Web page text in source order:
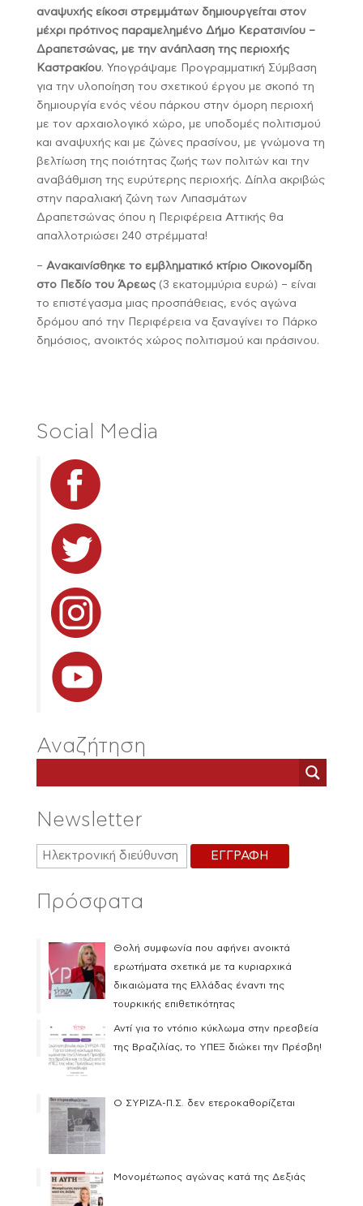
αναψυχής είκοσι στρεμμάτων δημιουργείται στον
μέχρι πρότινος παραμελημένο Δήμο Κερατσινίου –
Δραπετσώνας, με την ανάπλαση της περιοχής
Καστρακίου. Υπογράψαμε Προγραμματική Σύμβαση
για την υλοποίηση του σχετικού έργου με σκοπό τη
δημιουργία ενός νέου πάρκου στην όμορη περιοχή
με τον αρχαιολογικό χώρο, με υποδομές πολιτισμού
και αναψυχής και με ζώνες πρασίνου, με γνώμονα τη
βελτίωση της ποιότητας ζωής των πολιτών και την
αναβάθμιση της ευρύτερης περιοχής. Δίπλα ακριβώς
στην παραλιακή ζώνη των Λιπασμάτων
Δραπετσώνας όπου η Περιφέρεια Αττικής θα
απαλλοτριώσει 240 στρέμματα!
– Ανακαινίσθηκε το εμβληματικό κτίριο Οικονομίδη
στο Πεδίο του Άρεως (3 εκατομμύρια ευρώ) – είναι
το επιστέγασμα μιας προσπάθειας, ενός αγώνα
δρόμου από την Περιφέρεια να ξαναγίνει το Πάρκο
δημόσιος, ανοικτός χώρος πολιτισμού και πράσινου.
Social Media
Αναζήτηση
Newsletter
Πρόσφατα
Θολή συμφωνία που αφήνει ανοικτά
ερωτήματα σχετικά με τα κυριαρχικά
δικαιώματα της Ελλάδας έναντι της
τουρκικής επιθετικότητας
Αντί για το ντόπιο κύκλωμα στην πρεσβεία
της Βραζιλίας, το ΥΠΕΞ διώκει την Πρέσβη!
Ο ΣΥΡΙΖΑ-Π.Σ. δεν ετεροκαθορίζεται
Μονομέτωπος αγώνας κατά της Δεξιάς